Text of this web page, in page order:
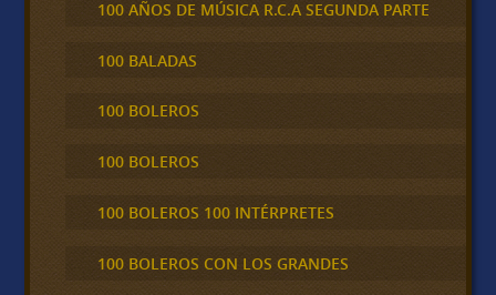
100 AÑOS DE MÚSICA R.C.A SEGUNDA PARTE
100 BALADAS
100 BOLEROS
100 BOLEROS
100 BOLEROS 100 INTÉRPRETES
100 BOLEROS CON LOS GRANDES